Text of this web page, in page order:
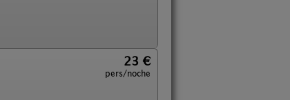
23 €
pers/noche